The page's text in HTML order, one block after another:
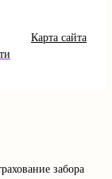
Карта сайта
забора